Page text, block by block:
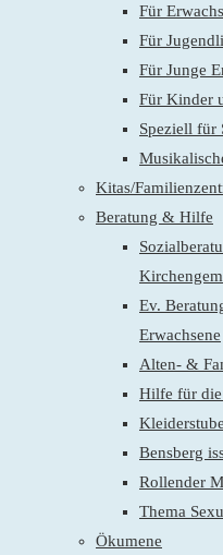
Für
Für
Für Junge
Für Kinder
Speziell für
Kitas/
Beratung & Hilfe
Ev.
Erwachsene
Alten- &
Hilfe für
Bensberg
Rollender
Thema
Ökumene